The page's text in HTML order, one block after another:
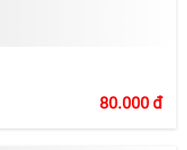
80.000đ